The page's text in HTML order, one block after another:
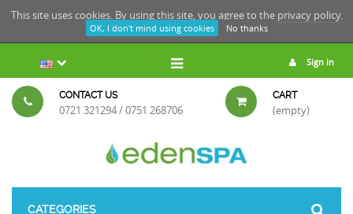
This site uses cookies. By using this site, you agree to the privacy policy.
OK, I don't mind using cookies No thanks
Sign in
CONTACT US
0721 321294 / 0751 268706
CART
(empty)
CATEGORIES